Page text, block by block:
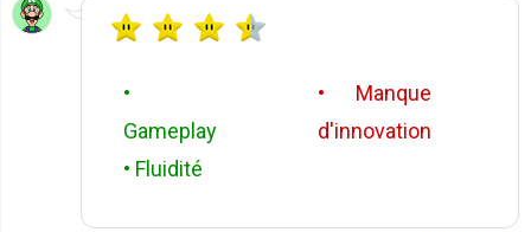
•
Gameplay
• Fluidité
• Manque
d'innovation